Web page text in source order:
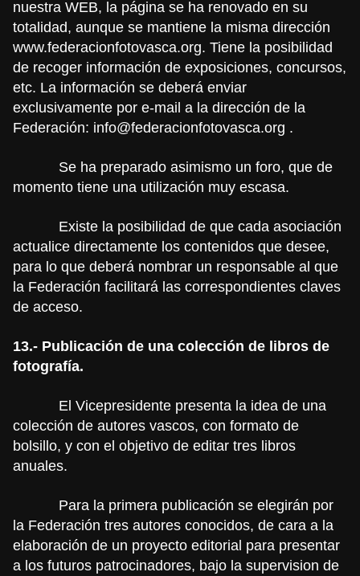
nuestra WEB, la página se ha renovado en su
totalidad, aunque se mantiene la misma dirección
www.federacionfotovasca.org. Tiene la posibilidad
de recoger información de exposiciones, concursos,
etc. La información se deberá enviar
exclusivamente por e-mail a la dirección de la
Federación: info@federacionfotovasca.org .
Se ha preparado asimismo un foro, que de
momento tiene una utilización muy escasa.
Existe la posibilidad de que cada asociación
actualice directamente los contenidos que desee,
para lo que deberá nombrar un responsable al que
la Federación facilitará las correspondientes claves
de acceso.
13.- Publicación de una colección de libros de
fotografía.
El Vicepresidente presenta la idea de una
colección de autores vascos, con formato de
bolsillo, y con el objetivo de editar tres libros
anuales.
Para la primera publicación se elegirán por
la Federación tres autores conocidos, de cara a la
elaboración de un proyecto editorial para presentar
a los futuros patrocinadores, bajo la supervision de